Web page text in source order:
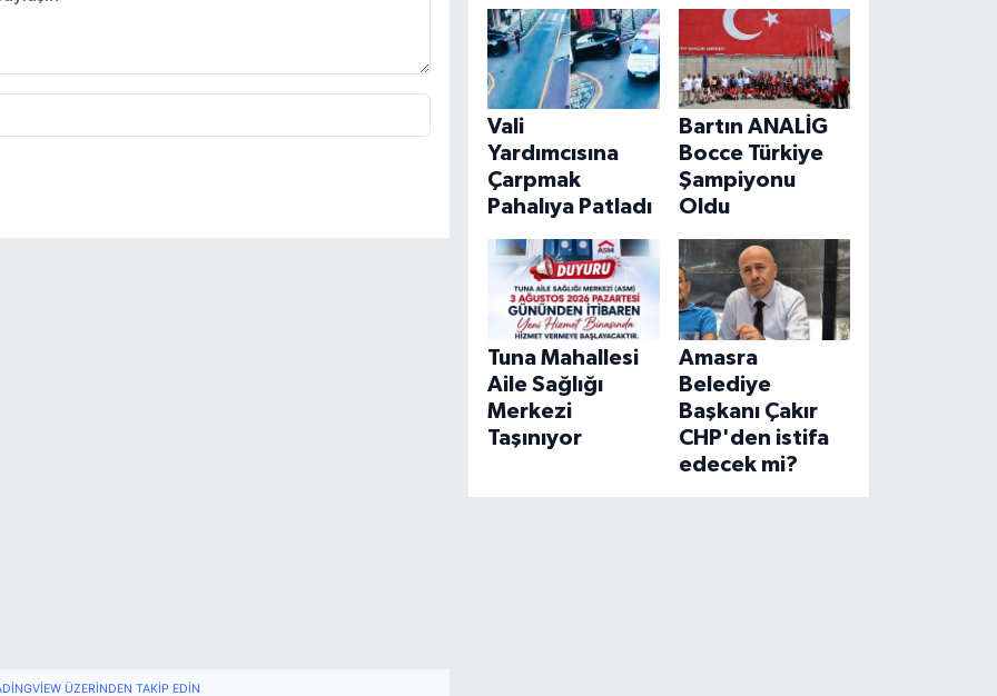
ÜZERINDEN TAKIP EDIN
Vali
Yardımcısına
Çarpmak
Pahalıya Patladı
Bartın ANALİG
Bocce Türkiye
Şampiyonu
Oldu
Tuna Mahallesi
Aile Sağlığı
Merkezi
Taşınıyor
Amasra
Belediye
Başkanı Çakır
CHP'den istifa
edecek mi?